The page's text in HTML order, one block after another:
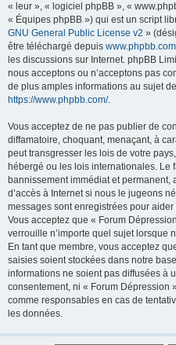
« leur », « logiciel phpBB », «
« Équipes phpBB ») qui est un script
GNU General Public License v2 »
être téléchargé depuis www.phpbb.com
les discussions sur Internet. phpBB
nous acceptons ou n’acceptons pas
de plus amples informations au sujet
https://www.phpbb.com/.
Vous acceptez de ne pas publier de
diffamatoire, choquant, menaçant, à
peut transgresser les lois de votre
hébergé ou les lois internationales. Le
bannissement immédiat et
d’accès à Internet si nous le jugeons
messages sont enregistrées pour
Vous acceptez que « Forum
verrouille n’importe quel sujet lorsque
En tant que membre, vous acceptez
saisies soient stockées dans notre
informations ne soient pas diffusées à
consentement, ni « Forum Dépression
comme responsables en cas de
les données.